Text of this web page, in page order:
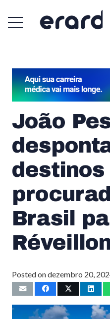
João
destinos
Brasil
Posted ondezembro 20,